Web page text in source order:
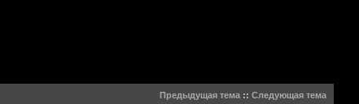
Предыдущая тема:: Следующая тема